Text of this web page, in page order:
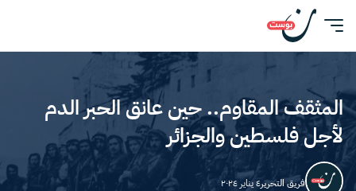
المثقف المقاوم.. حين عانق الحبر الدم
لأجل فلسطين والجزائر
فريق التحرير٤ يناير ٢٠٢٤